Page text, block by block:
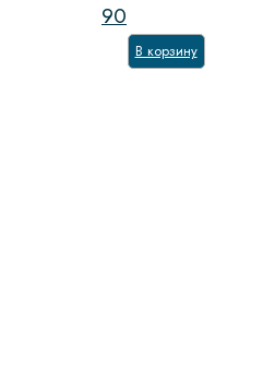
90
В корзину